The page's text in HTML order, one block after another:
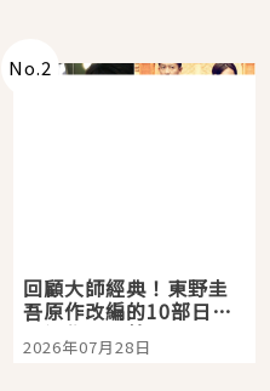
No.2
回顧大師經典！東野圭
吾原作改編的10部日本
影視作品推薦
2026年07月28日